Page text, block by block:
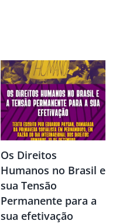
Os Direitos
Humanos no Brasil e
sua Tensão
Permanente para a
sua efetivação